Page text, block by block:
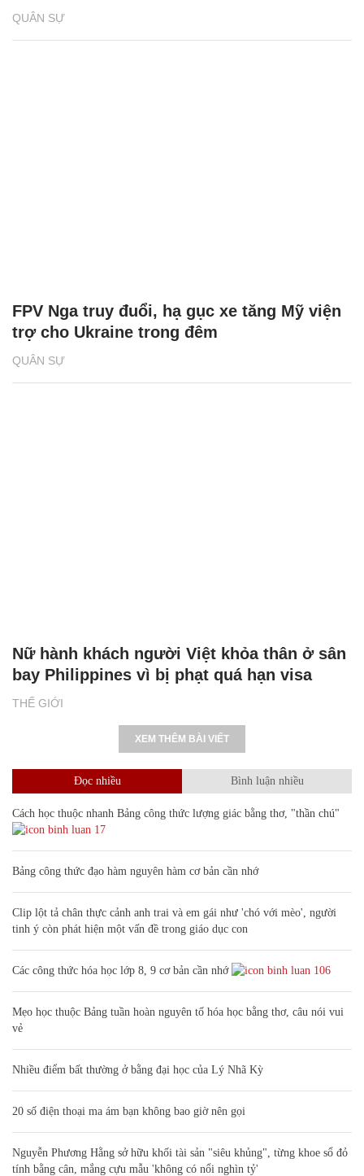
QUÂN SỰ
QUÂN SỰ
FPV Nga truy đuổi, hạ gục xe tăng Mỹ viện
trợ cho Ukraine trong đêm
THẾ GIỚI
Nữ hành khách người Việt khỏa thân ở sân
bay Philippines vì bị phạt quá hạn visa
XEM THÊM BÀI VIẾT
Đọc nhiều Bình luận nhiều
Cách học thuộc nhanh Bảng công thức lượng giác bằng thơ, "thần chú"
17
Bảng công thức đạo hàm nguyên hàm cơ bản cần nhớ
Clip lột tả chân thực cảnh anh trai và em gái như 'chó với mèo', người
tinh ý còn phát hiện một vấn đề trong giáo dục con
Các công thức hóa học lớp 8, 9 cơ bản cần nhớ 106
Mẹo học thuộc Bảng tuần hoàn nguyên tố hóa học bằng thơ, câu nói vui
vẻ
Nhiều điểm bất thường ở bằng đại học của Lý Nhã Kỳ
20 số điện thoại ma ám bạn không bao giờ nên gọi
Nguyễn Phương Hằng sở hữu khối tài sản "siêu khủng", từng khoe sổ đỏ
tính bằng cân, mắng cựu mẫu 'không có nổi nghìn tỷ'